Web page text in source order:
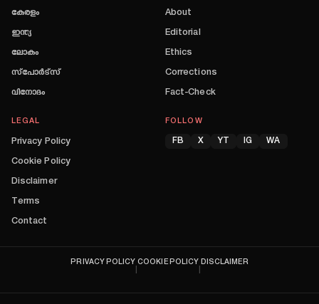
കേരളം
ഇന്ത്യ
ലോകം
സ്പോർട്സ്
വിനോദം
About
Editorial
Ethics
Corrections
Fact-Check
LEGAL
Privacy Policy
Cookie Policy
Disclaimer
Terms
Contact
FOLLOW
FB X YT IG WA
PRIVACY POLICY COOKIE POLICY DISCLAIMER